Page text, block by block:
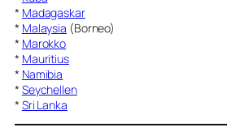
* Madagaskar
* Malaysia (Borneo)
* Marokko
* Mauritius
* Namibia
* Seychellen
* Sri Lanka